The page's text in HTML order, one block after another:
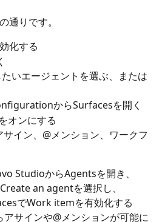
通りです。
化する
いエージェントを選ぶ、または
からSurfacesを開く
オンにする
イン、@メンション、ワークフ
StudioからAgentsを開き、
an agentを選択し、
でWork itemを有効化する
アサインや@メンションが可能に